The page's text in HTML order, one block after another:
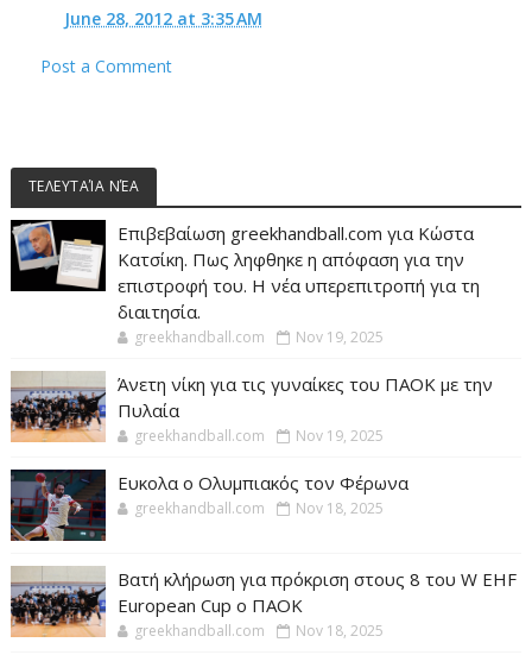
June 28, 2012 at 3:35 AM
Post a Comment
ΤΕΛΕΥΤΑΊΑ ΝΈΑ
Επιβεβαίωση greekhandball.com για Κώστα
Κατσίκη. Πως ληφθηκε η απόφαση για την
επιστροφή του. Η νέα υπερεπιτροπή για τη
διαιτησία.
greekhandball.com Nov 19, 2025
Άνετη νίκη για τις γυναίκες του ΠΑΟΚ με την
Πυλαία
greekhandball.com Nov 19, 2025
Ευκολα ο Ολυμπιακός τον Φέρωνα
greekhandball.com Nov 18, 2025
Βατή κλήρωση για πρόκριση στους 8 του W EHF
European Cup ο ΠΑΟΚ
greekhandball.com Nov 18, 2025